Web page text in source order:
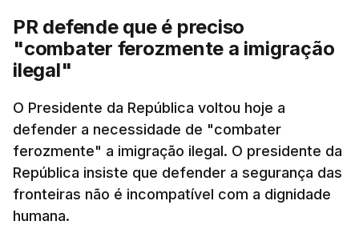
PR defende que é preciso
"combater ferozmente a imigração
ilegal"
O Presidente da República voltou hoje a
defender a necessidade de "combater
ferozmente" a imigração ilegal. O presidente da
República insiste que defender a segurança das
fronteiras não é incompatível com a dignidade
humana.